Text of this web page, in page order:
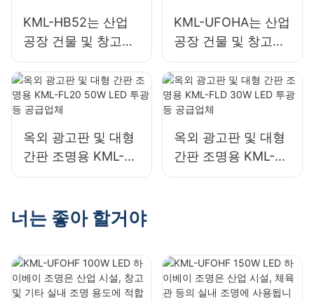
KML-HB52는 산업
공장 건물 및 창고와
같은 실내 공간에 적
합한 100W LED 하
이베이 조명입니다.
KML-UFOHA는 산업
공장 건물 및 창고와
같은 실내 공간에 적
합한 100W LED 하
이베이 조명입니다.
옥외 광고판 및 대형
간판 조명용 KML-
FL20 50W LED 투광
옥외 광고판 및 대형
간판 조명용 KML-
FLD 30W LED 투광
너는 좋아 할거야